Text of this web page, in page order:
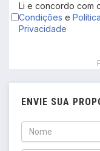
ENVIE SUA